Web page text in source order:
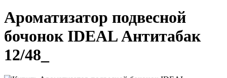
Ароматизатор подвесной
бочонок IDEAL Антитабак
12/48_